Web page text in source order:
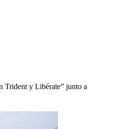
Trident y Libérate” junto a